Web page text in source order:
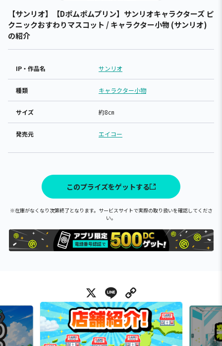
【サンリオ】【Dポムポムプリン】サンリオキャラクターズ ピ
クニックおすわりマスコット / キャラクター小物 (サンリオ)
の紹介
IP・作品名 サンリオ
種類 キャラクター小物
サイズ 約8㎝
発売元 エイコー
このプライズをゲットする
※在庫がなくなり次第終了となります。サービスサイトで実際の取り扱いを確認してくださ
い。
X Line